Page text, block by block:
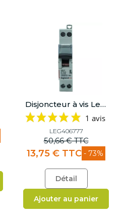
Disjoncteur à vis Legrand 32A - Courbe C - 1 module - 406777
1 avis
LEG406777
50,66 € TTC
13,75 € TTC - 73%
Détail
Ajouter au panier